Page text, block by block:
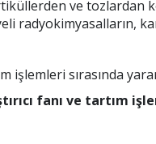
ve tozlardan
radyokimyasalların,
işlemleri sırasında
fanı ve tartım